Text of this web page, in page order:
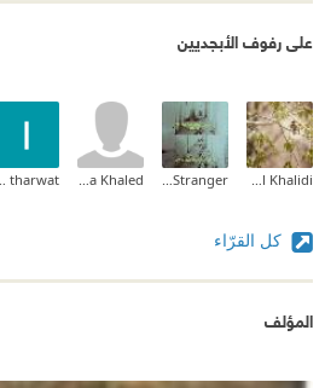
على رفوف الأبجديين
كل القرّاء
المؤلف